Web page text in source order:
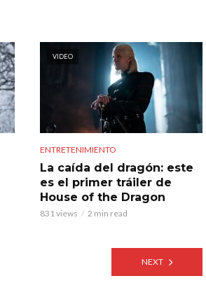
VIDEO
ENTRETENIMIENTO
La caída del dragón: este
es el primer tráiler de
House of the Dragon
831 views 2 min read
NEXT